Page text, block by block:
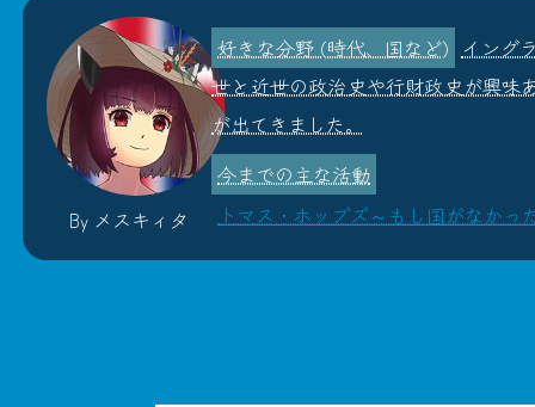
By メスキィタ
イング
世と近世の政治史や行財政史が興味
が出てきました。
トマス・ホッブズ～もし国がなか